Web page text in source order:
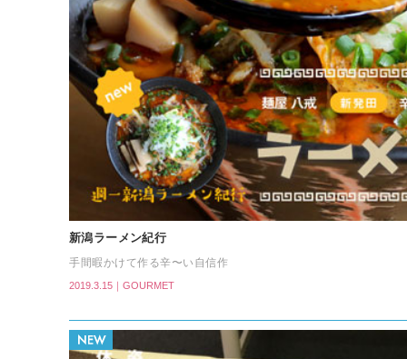
新潟ラーメン紀行
手間暇かけて作る辛〜い自信作
2019.3.15｜GOURMET